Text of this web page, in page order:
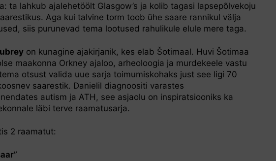
ta lahkub ajalehetöölt Glasgow’s ja kolib tagasi lapsepõlvekoju
Aga kui talvine torm toob ühe saare rannikul välja
siis purunevad tema lootused rahulikule elule mere taga.
on kunagine ajakirjanik, kes elab Šotimaal. Huvi Šotimaa
maakonna Orkney ajaloo, arheoloogia ja murdekeele vastu
otsust valida uue sarja toimumiskohaks just see ligi 70
saarestik. Danielil diagnoositi varastes
autism ja ATH, see asjaolu on inspiratsiooniks ka
läbi terve raamatusarja.
2 raamatut: